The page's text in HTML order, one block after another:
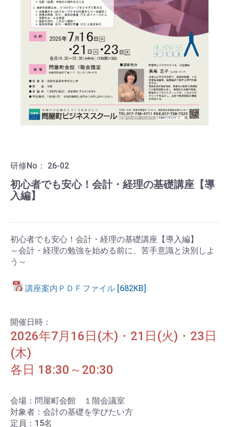
研修No： 26-02
初心者でも安心！会計・経理の基礎講座【導
入編】
初心者でも安心！会計・経理の基礎講座【導入編】
～会計・経理の勉強を始める前に、苦手意識と決別しよ
う～
講座案内ＰＤＦファイル [682KB]
開催日時：
2026年7月16日(木)・21日(火)・23日
(木)
各日 18:30～20:30
会場：問屋町会館 １階会議室
対象者：会計の基礎を学びたい方
定員：15名
申込み手続きへ進む